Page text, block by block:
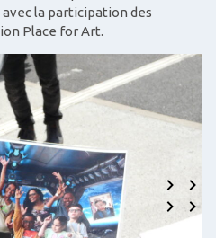
la participation des
Place for Art.